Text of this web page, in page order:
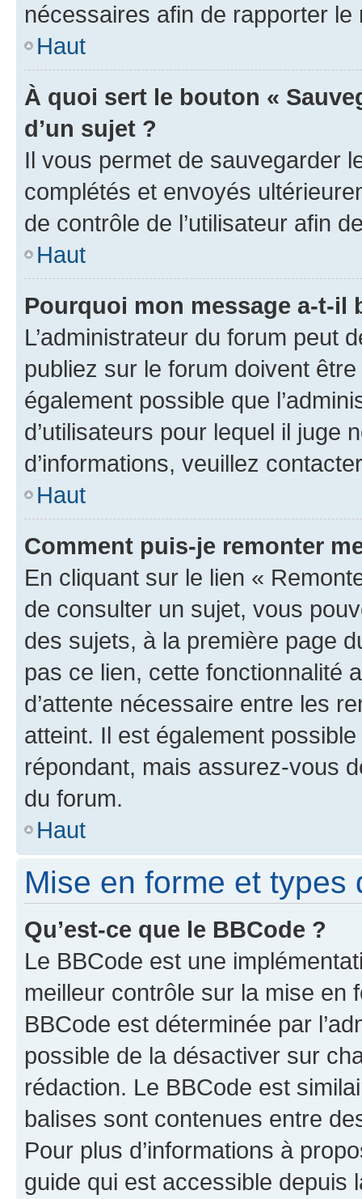
nécessaires afin de rapporter le
Haut
À quoi sert le bouton «
d’un sujet ?
Il vous permet de sauvegarder
complétés et envoyés
de contrôle de l’utilisateur afin
Haut
Pourquoi mon message a-t-il
L’administrateur du forum peut
publiez sur le forum doivent
également possible que
d’utilisateurs pour lequel il juge
d’informations, veuillez
Haut
Comment puis-je remonter
En cliquant sur le lien «
de consulter un sujet, vous
des sujets, à la première page
pas ce lien, cette fonctionnalité
d’attente nécessaire entre les
atteint. Il est également
répondant, mais assurez-vous
du forum.
Haut
Mise en forme et types
Qu’est-ce que le BBCode ?
Le BBCode est une
meilleur contrôle sur la mise en
BBCode est déterminée par
possible de la désactiver sur
rédaction. Le BBCode est
balises sont contenues entre
Pour plus d’informations à
guide qui est accessible depuis